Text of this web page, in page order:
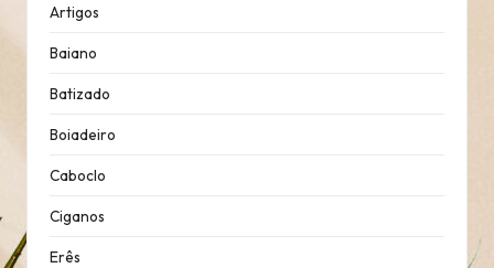
Artigos
Baiano
Batizado
Boiadeiro
Caboclo
Ciganos
Erês